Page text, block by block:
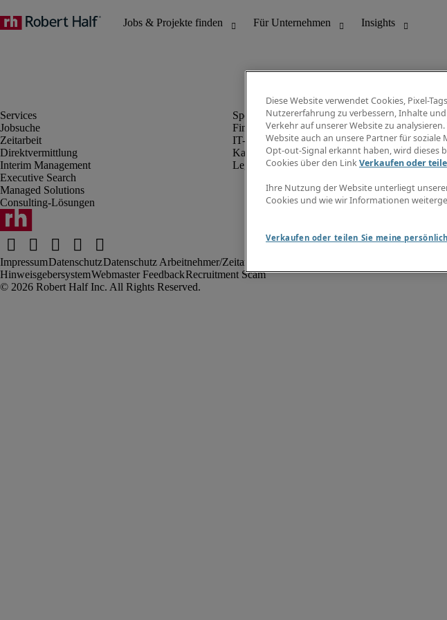
Jobsuche
Zeitarbeit
Direktvermittlung
Interim Management
Executive Search
Managed Solutions
Consulting-Lösungen
Finanz- & Rechnungswesen
IT-Bereich
Kaufmännischer Bereich
Legal
ImpressumDatenschutzDatenschutz Arbeitnehmer/Zeitarbeitskräfte
HinweisgebersystemWebmaster FeedbackRecruitment Scam
Diese Website verwendet Cookies, Pixel-
Nutzererfahrung zu verbessern, Inhalte
Verkehr auf unserer Website zu
Website auch an unsere Partner für soziale
Opt-out-Signal erkannt haben, wird dieses
Cookies über den LinkVerkaufen oder
Ihre Nutzung der Website unterliegt
Cookies und wie wir Informationen
Verkaufen oder teilen Sie meine